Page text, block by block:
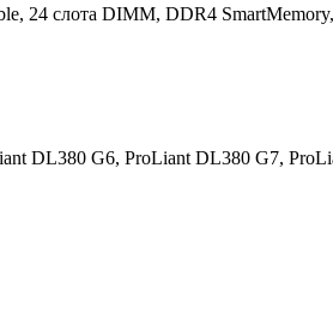
24 слота DIMM, DDR4
DL380 G6, ProLiant DL380 G7,